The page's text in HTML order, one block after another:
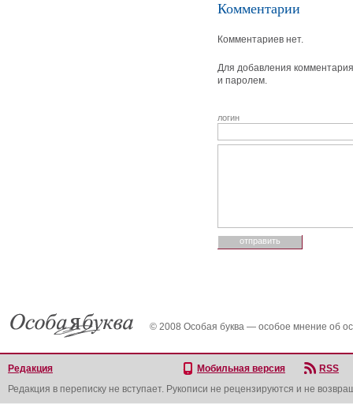
Комментарии
Комментариев нет.
Для добавления
и паролем.
логин
© 2008 Особая буква — особое мнение об
Редакция Мобильная версия
RSS
Редакция в переписку не вступает. Рукописи не рецензируются и не